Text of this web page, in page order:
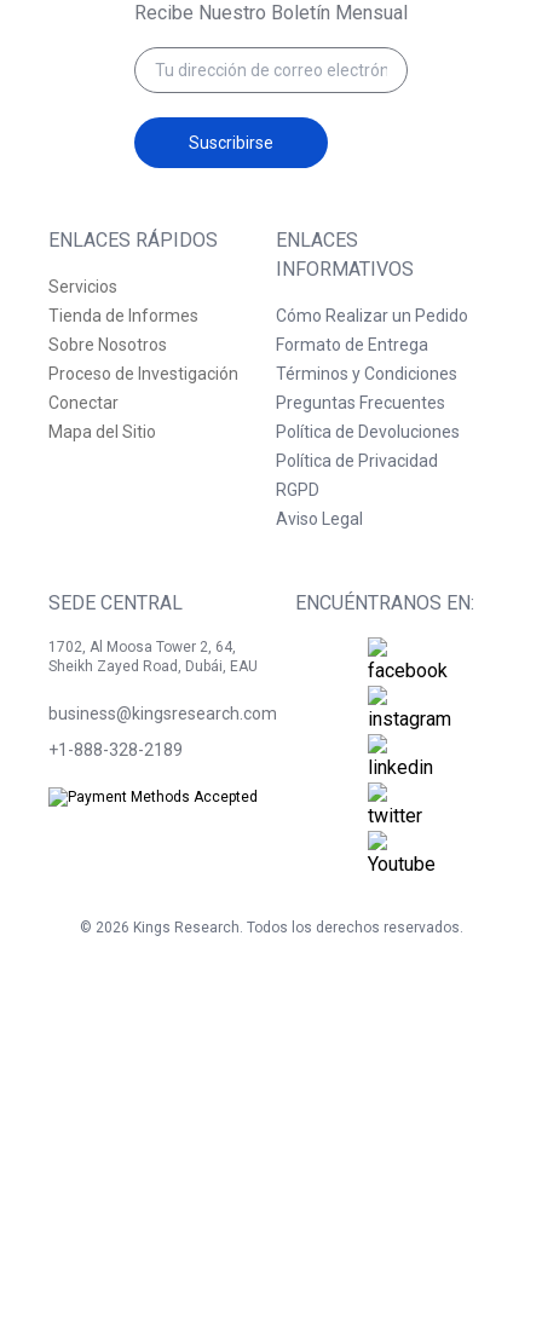
ENLACES RÁPIDOS
Servicios
Tienda de Informes
Sobre Nosotros
Proceso de Investigación
Conectar
Mapa del Sitio
ENLACES
INFORMATIVOS
Cómo Realizar un Pedido
Formato de Entrega
Términos y Condiciones
Preguntas Frecuentes
Política de Devoluciones
Política de Privacidad
RGPD
Aviso Legal
SEDE CENTRAL
1702, Al Moosa Tower 2, 64,
Sheikh Zayed Road, Dubái, EAU
business@kingsresearch.com
+1-888-328-2189
ENCUÉNTRANOS EN:
Recibe Nuestro Boletín Mensual
Suscribirse
© 2026 Kings Research. Todos los derechos reservados.